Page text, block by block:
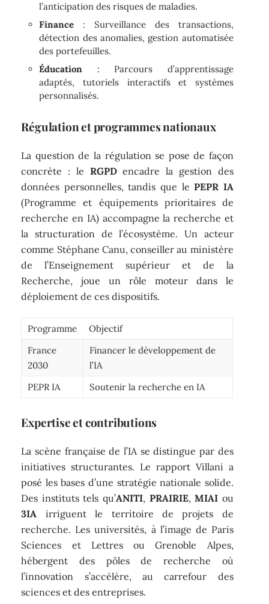
l’anticipation des risques de maladies.
Finance : Surveillance des transactions,
détection des anomalies, gestion automatisée
des portefeuilles.
Éducation : Parcours d’apprentissage
adaptés, tutoriels interactifs et systèmes
personnalisés.
Régulation et programmes nationaux
La question de la régulation se pose de façon
concrète : le RGPDencadre la gestion des
données personnelles, tandis que lePEPR IA
(Programme et équipements prioritaires de
recherche en IA) accompagne la recherche et
la structuration de l’écosystème. Un acteur
comme Stéphane Canu, conseiller au ministère
de l’Enseignement supérieur et de la
Recherche, joue un rôle moteur dans le
déploiement de ces dispositifs.
Programme
Objectif
France
2030
Financer le développement de
l’IA
PEPR IA
Soutenir la recherche en IA
Expertise et contributions
La scène française de l’IA se distingue par des
initiatives structurantes. Le rapport Villani a
posé les bases d’une stratégie nationale solide.
Des instituts tels qu’ANITI, PRAIRIE,MIAI ou
3IA irriguent le territoire de projets de
recherche. Les universités, à l’image de Paris
Sciences et Lettres ou Grenoble Alpes,
hébergent des pôles de recherche où
l’innovation s’accélère, au carrefour des
sciences et des entreprises.